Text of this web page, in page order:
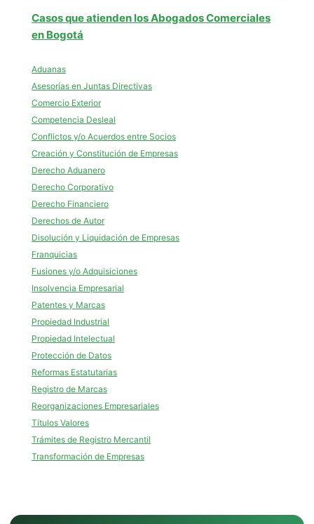
Casos que atienden los Abogados Comerciales
en Bogotá
Aduanas
Asesorías en Juntas Directivas
Comercio Exterior
Competencia Desleal
Conflictos y/o Acuerdos entre Socios
Creación y Constitución de Empresas
Derecho Aduanero
Derecho Corporativo
Derecho Financiero
Derechos de Autor
Disolución y Liquidación de Empresas
Franquicias
Fusiones y/o Adquisiciones
Insolvencia Empresarial
Patentes y Marcas
Propiedad Industrial
Propiedad Intelectual
Protección de Datos
Reformas Estatutarias
Registro de Marcas
Reorganizaciones Empresariales
Títulos Valores
Trámites de Registro Mercantil
Transformación de Empresas